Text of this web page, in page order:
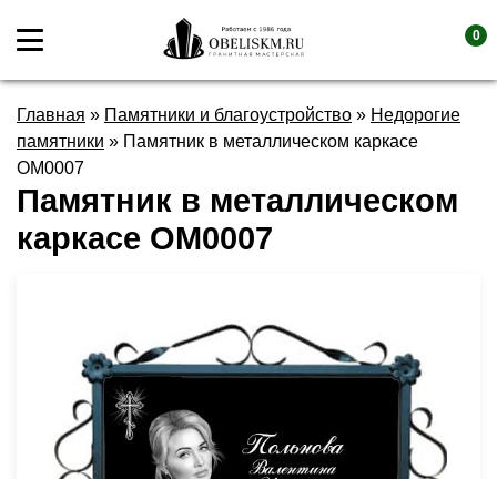
0
Главная » Памятники и благоустройство » Недорогие
памятники » Памятник в металлическом каркасе
OM0007
Памятник в металлическом
каркасе OM0007